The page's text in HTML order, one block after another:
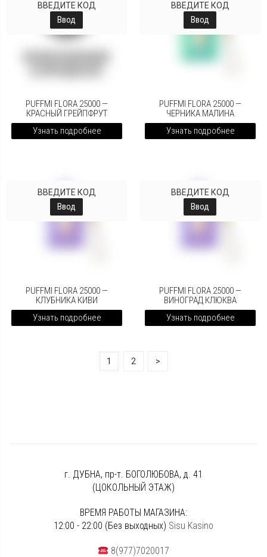
ВВЕДИТЕ КОД
Ввод
PUFFMI FLORA 25000 —
КРАСНЫЙ ГРЕЙПФРУТ
Узнать подробнее
ВВЕДИТЕ КОД
Ввод
PUFFMI FLORA 25000 —
ЧЕРНИКА МАЛИНА
Узнать подробнее
ВВЕДИТЕ КОД
Ввод
PUFFMI FLORA 25000 —
КЛУБНИКА КИВИ
Узнать подробнее
ВВЕДИТЕ КОД
Ввод
PUFFMI FLORA 25000 —
ВИНОГРАД КЛЮКВА
Узнать подробнее
1 2 >
г. ДУБНА, пр-т. БОГОЛЮБОВА, д. 41
(ЦОКОЛЬНЫЙ ЭТАЖ)
ВРЕМЯ РАБОТЫ МАГАЗИНА:
12:00 - 22:00 (Без выходных) Sisu Kasino
8(977)7020017